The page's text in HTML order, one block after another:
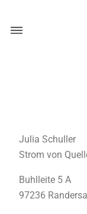
DESTINATION
Julia Schuller
Strom von
Buhlleite 5 A
97236